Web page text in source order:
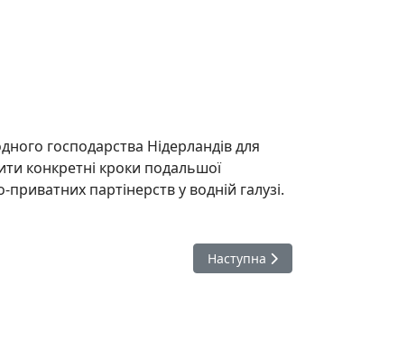
господарства Нідерландів для
конкретні кроки подальшої
партінерств у водній галузі.
ГЕС Наступна стаття: Україна та
Наступна